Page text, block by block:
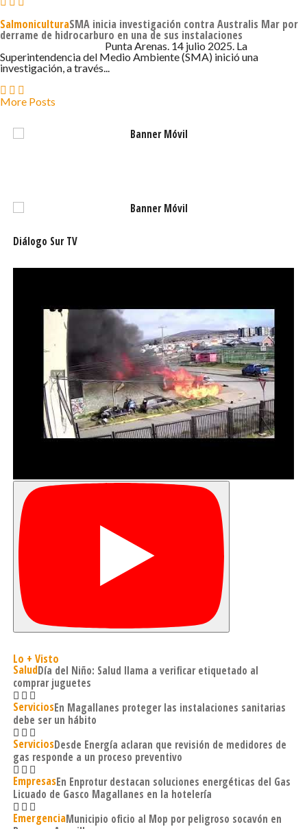
SalmoniculturaSMA inicia investigación contra Australis Mar por
derrame de hidrocarburo en una de sus instalaciones
Punta Arenas. 14 julio 2025. La
Superintendencia del Medio Ambiente (SMA) inició una
investigación, a través...
More Posts
Diálogo Sur TV
Lo + Visto
SaludDía del Niño: Salud llama a verificar etiquetado al
comprar juguetes
ServiciosEn Magallanes proteger las instalaciones sanitarias
debe ser un hábito
ServiciosDesde Energía aclaran que revisión de medidores de
gas responde a un proceso preventivo
EmpresasEn Enprotur destacan soluciones energéticas del Gas
Licuado de Gasco Magallanes en la hotelería
EmergenciaMunicipio oficio al Mop por peligroso socavón en